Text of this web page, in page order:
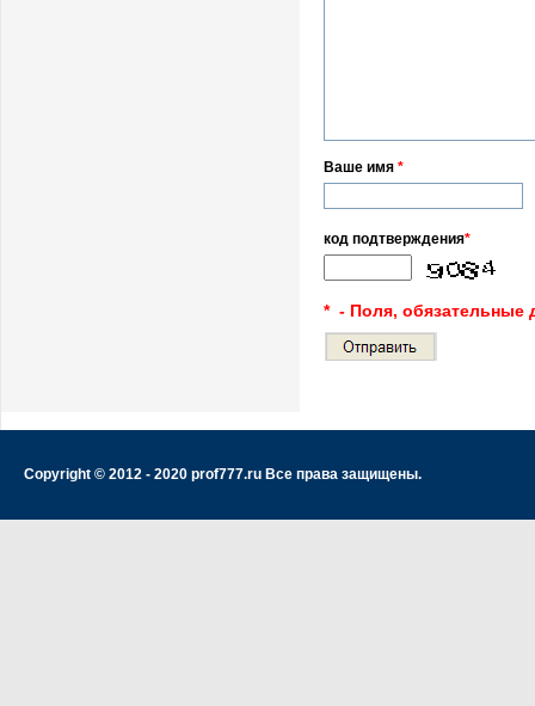
Ваше имя *
код подтверждения*
* - Поля, обязательные
Copyright © 2012 - 2020 prof777.ru Все права защищены.